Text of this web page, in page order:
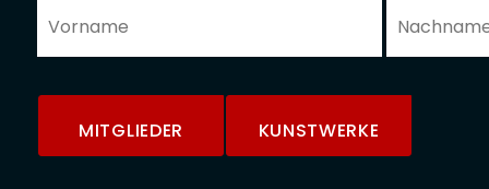
MITGLIEDER KUNSTWERKE